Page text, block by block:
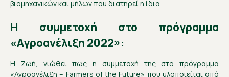
βιομηχανικών και μήλων που διατηρεί η ίδια.
Η συμμετοχή στο πρόγραμμα
«Αγροανέλιξη 2022»:
Η Ζωή, νιώθει πως η συμμετοχή της στο πρόγραμμα
«Αγροανέλιξη – Farmers of the Future» που υλοποιείται από